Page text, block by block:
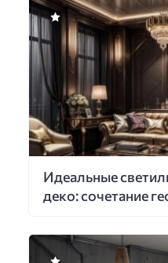
Идеальные
деко: сочетание